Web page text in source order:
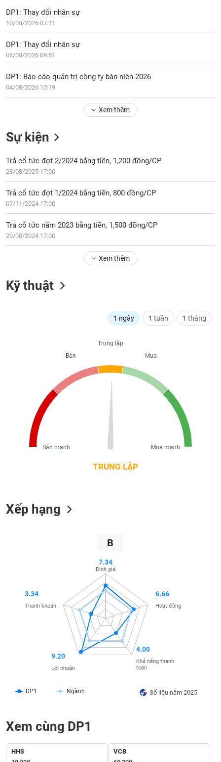
Danh
Cổ
phiếu
tiết
Tổng
dịch
chính
Phân
kỹ
thuật
Hồ
sơ
doanh
tức
sự
DP1: Thay đổi nhân sự
10/08/2026 07:11
DP1: Thay đổi nhân sự
06/08/2026 09:51
DP1: Báo cáo quản trị công ty bán niên 2026
04/08/2026 10:19
Xem thêm
Sự kiện
Trả cổ tức đợt 2/2024 bằng tiền, 1,200 đồng/CP
28/08/2025 17:00
Trả cổ tức đợt 1/2024 bằng tiền, 800 đồng/CP
07/11/2024 17:00
Trả cổ tức năm 2023 bằng tiền, 1,500 đồng/CP
20/08/2024 17:00
Xem thêm
Kỹ thuật
1 ngày 1 tuần 1 tháng
TRUNG LẬP
Trung lập
Mua
Mua mạnh
Bán
Bán mạnh
Xếp hạng
B
Số liệu năm 2025
DP1 Ngành
7.34
Định giá
6.66
Hoạt động
4.00
Khả năng thanh
toán
9.20
Lợi nhuận
3.34
Thanh khoản
Xem cùng DP1
HHS
VCB
TIN
Ngành
(-)
NĂNG
NGUYÊN
VẬT
THÔNG
DỊCH